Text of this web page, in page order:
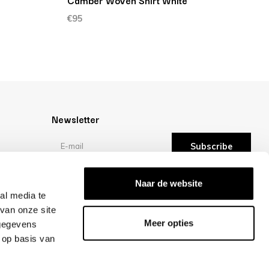
media te
onze site
basis van
Naar de website
Meer opties
€95
Newsletter
Subscribe
/10 -